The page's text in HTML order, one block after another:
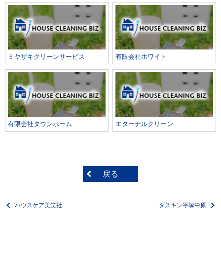
ミヤザキクリーンサービス 有限会社ホワイト
有限会社タウンホーム エターナルクリーン
戻る
ハウスケア美笑社 ダスキン平塚中原